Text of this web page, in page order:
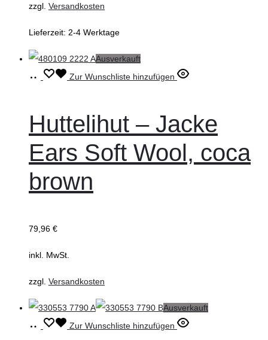
Produktseite
zzgl. Versandkosten
Lieferzeit: 2-4 Werktage
Ausverkauft
Ausführung
Dieses
mehrere
Varianten
auf.
Die
der
werden
Zur Wunschliste hinzufügen
Huttelihut – Jacke
Ears Soft Wool, coca
brown
79,96 €
inkl. MwSt.
zzgl. Versandkosten
Ausverkauft
Ausführung
Dieses Zur Wunschliste hinzufügen